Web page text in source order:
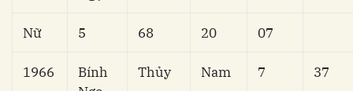
Nữ 5 68 20 07
1966
Bính
Thủy Nam 7 37